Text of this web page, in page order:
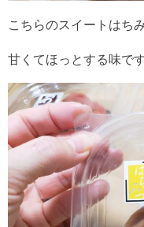
こちらのスイートはち
甘くてほっとする味です